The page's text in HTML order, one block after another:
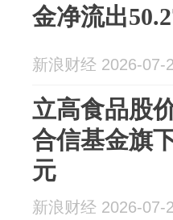
金净流出
新浪财经 2026-07-
立高食品股
合信基金旗
元
新浪财经 2026-07-